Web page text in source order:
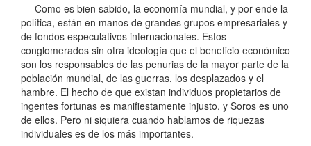
Como es bien sabido, la economía mundial, y por ende la
política, están en manos de grandes grupos empresariales y
de fondos especulativos internacionales. Estos
conglomerados sin otra ideología que el beneficio económico
son los responsables de las penurias de la mayor parte de la
población mundial, de las guerras, los desplazados y el
hambre. El hecho de que existan individuos propietarios de
ingentes fortunas es manifiestamente injusto, y Soros es uno
de ellos. Pero ni siquiera cuando hablamos de riquezas
individuales es de los más importantes.